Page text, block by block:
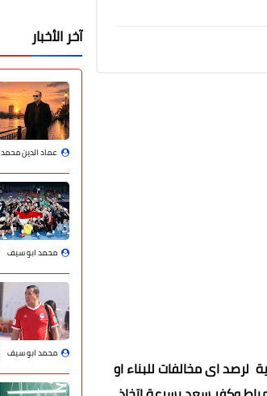
اى مخالفات للبناء او
آخر الأخبار
عماد الدين محمد
محمد ابو سيف
محمد ابو سيف